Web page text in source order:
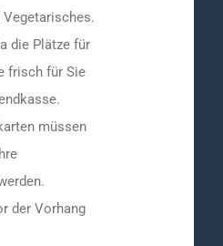
die Plätze für
frisch für Sie
müssen
der Vorhang